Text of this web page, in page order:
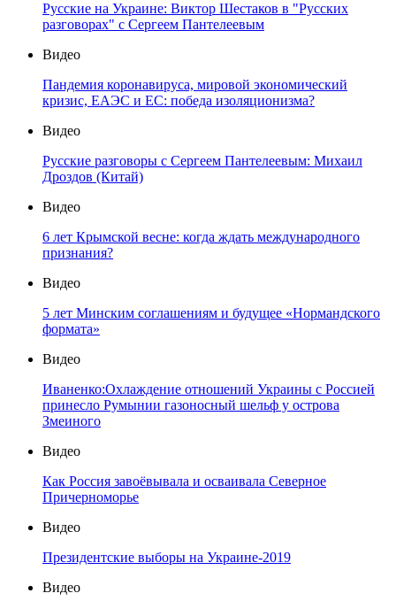
Русские на Украине: Виктор Шестаков в "Русских
разговорах" с Сергеем Пантелеевым
Видео
Пандемия коронавируса, мировой экономический
кризис, ЕАЭС и ЕС: победа изоляционизма?
Видео
Русские разговоры с Сергеем Пантелеевым: Михаил
Дроздов (Китай)
Видео
6 лет Крымской весне: когда ждать международного
признания?
Видео
5 лет Минским соглашениям и будущее «Нормандского
формата»
Видео
Иваненко:Охлаждение отношений Украины с Россией
принесло Румынии газоносный шельф у острова
Змеиного
Видео
Как Россия завоёвывала и осваивала Северное
Причерноморье
Видео
Президентские выборы на Украине-2019
Видео